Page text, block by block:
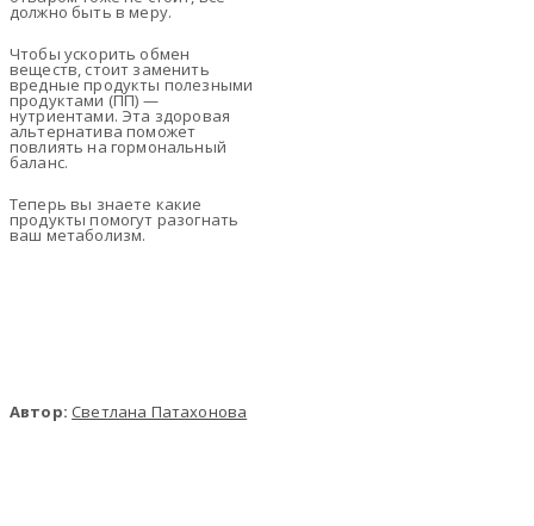
должно быть в меру.
Чтобы ускорить обмен
веществ, стоит заменить
вредные продукты полезными
продуктами (ПП) —
нутриентами. Эта здоровая
альтернатива поможет
повлиять на гормональный
баланс.
Теперь вы знаете какие
продукты помогут разогнать
ваш метаболизм.
Автор: Светлана Патахонова